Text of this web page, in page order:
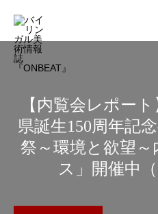
【内覧会レポー
県誕生150周年記
祭～環境と欲望～
ス」開催中（